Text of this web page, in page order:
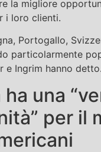
la migliore
i loro clienti.
Portogallo,
particolarmente
e Ingrim hanno detto.
ha una
per il